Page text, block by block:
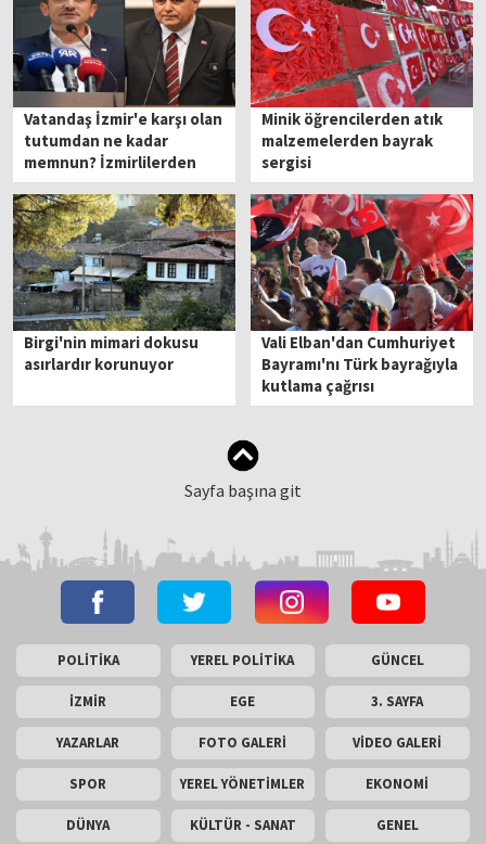
Vatandaş İzmir'e karşı olan
tutumdan ne kadar
memnun? İzmirlilerden
siyasetçilere eleştiri
Minik öğrencilerden atık
malzemelerden bayrak
sergisi
Birgi'nin mimari dokusu
asırlardır korunuyor
Vali Elban'dan Cumhuriyet
Bayramı'nı Türk bayrağıyla
kutlama çağrısı
Sayfa başına git
POLİTİKA YEREL POLİTİKA GÜNCEL
İZMİR EGE 3. SAYFA
YAZARLAR FOTO GALERİ VİDEO GALERİ
SPOR YEREL YÖNETİMLER EKONOMİ
DÜNYA KÜLTÜR - SANAT GENEL